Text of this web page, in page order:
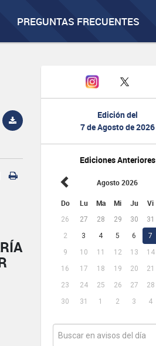
PREGUNTAS FRECUENTES
Edición del
7 de Agosto de 2026
Ediciones Anteriores
Agosto 2026
Do Lu Ma Mi Ju Vi
26 27 28 29 30 31
2
3 4 5 6 7
9
10 11 12 13 14
16
17 18 19 20 21
23
24 25 26 27 28
30
31 1 2 3 4